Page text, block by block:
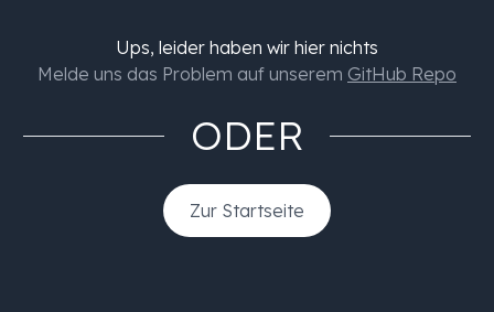
Ups, leider haben wir hier nichts
Melde uns das Problem auf unserem GitHub Repo
ODER
Zur Startseite